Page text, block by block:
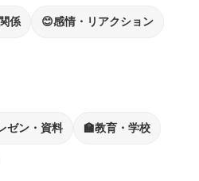
係 😊感情・リアクション
ゼン・資料 🏫教育・学校